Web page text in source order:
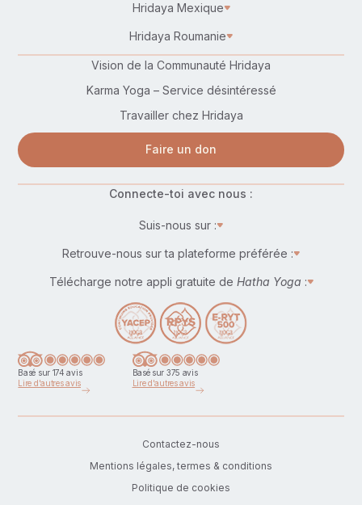
Hridaya Mexique
Hridaya Roumanie
Vision de la Communauté Hridaya
Karma Yoga – Service désintéressé
Travailler chez Hridaya
Faire un don
Connecte-toi avec nous :
Suis-nous sur :
Retrouve-nous sur ta plateforme préférée :
Télécharge notre appli gratuite de Hatha Yoga :
Basé sur 174 avis
Lire d'autres avis
Basé sur 375 avis
Lire d'autres avis
Contactez-nous
Mentions légales, termes & conditions
Politique de cookies